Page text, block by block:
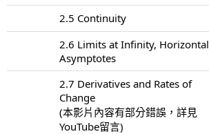
2.5 Continuity
2.6 Limits at Infinity, Horizontal
Asymptotes
2.7 Derivatives and Rates of
Change
(本影片內容有部分錯誤，詳見
YouTube留言)